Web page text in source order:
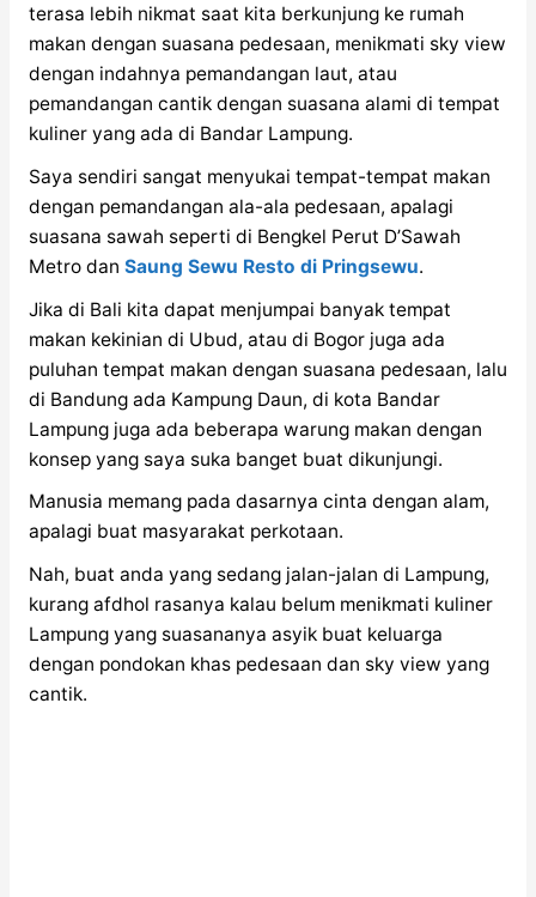
terasa lebih nikmat saat kita berkunjung ke rumah
makan dengan suasana pedesaan, menikmati sky view
dengan indahnya pemandangan laut, atau
pemandangan cantik dengan suasana alami di tempat
kuliner yang ada di Bandar Lampung.
Saya sendiri sangat menyukai tempat-tempat makan
dengan pemandangan ala-ala pedesaan, apalagi
suasana sawah seperti di Bengkel Perut D’Sawah
Metro dan Saung Sewu Resto di Pringsewu.
Jika di Bali kita dapat menjumpai banyak tempat
makan kekinian di Ubud, atau di Bogor juga ada
puluhan tempat makan dengan suasana pedesaan, lalu
di Bandung ada Kampung Daun, di kota Bandar
Lampung juga ada beberapa warung makan dengan
konsep yang saya suka banget buat dikunjungi.
Manusia memang pada dasarnya cinta dengan alam,
apalagi buat masyarakat perkotaan.
Nah, buat anda yang sedang jalan-jalan di Lampung,
kurang afdhol rasanya kalau belum menikmati kuliner
Lampung yang suasananya asyik buat keluarga
dengan pondokan khas pedesaan dan sky view yang
cantik.